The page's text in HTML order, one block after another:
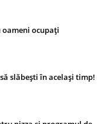
oameni ocupați
slăbești în același timp!